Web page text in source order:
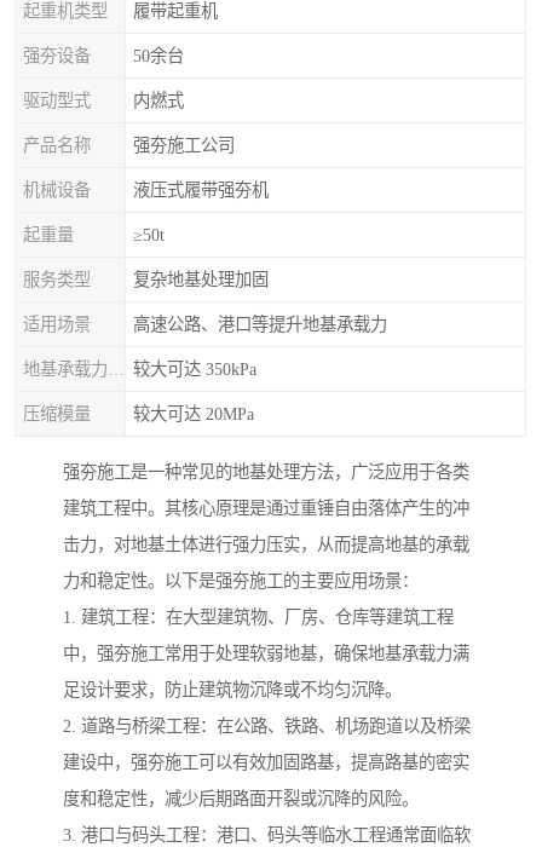
起重机类型 履带起重机
强夯设备 50余台
驱动型式 内燃式
产品名称 强夯施工公司
机械设备 液压式履带强夯机
起重量 ≥50t
服务类型 复杂地基处理加固
适用场景 高速公路、港口等提升地基承载力
较大可达 350kPa
压缩模量 较大可达 20MPa
强夯施工是一种常见的地基处理方法，广泛应用于各类
建筑工程中。其核心原理是通过重锤自由落体产生的冲
击力，对地基土体进行强力压实，从而提高地基的承载
力和稳定性。以下是强夯施工的主要应用场景：
1. 建筑工程：在大型建筑物、厂房、仓库等建筑工程
中，强夯施工常用于处理软弱地基，确保地基承载力满
足设计要求，防止建筑物沉降或不均匀沉降。
2. 道路与桥梁工程：在公路、铁路、机场跑道以及桥梁
建设中，强夯施工可以有效加固路基，提高路基的密实
度和稳定性，减少后期路面开裂或沉降的风险。
3. 港口与码头工程：港口、码头等临水工程通常面临软